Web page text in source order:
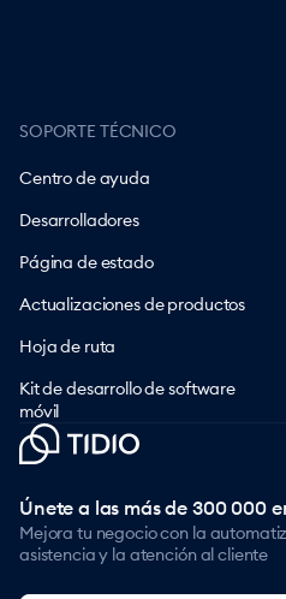
SOPORTE TÉCNICO
Centro de ayuda
Desarrolladores
Página de estado
Actualizaciones de productos
Hoja de ruta
Kit de desarrollo de software
móvil
Únete a las más de 300 000
Mejora tu negocio con la
asistencia y la atención al cliente